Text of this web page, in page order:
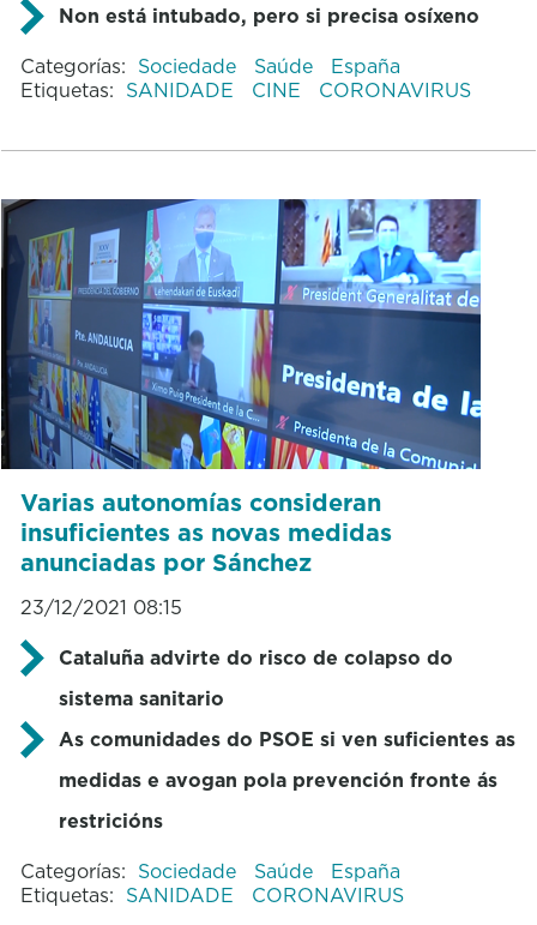
Non está intubado, pero si precisa osíxeno
Categorías: Sociedade Saúde
España
Etiquetas: SANIDADE CINE CORONAVIRUS
Varias autonomías consideran
insuficientes as novas medidas
anunciadas por Sánchez
23/12/2021 08:15
Cataluña advirte do risco de colapso do
sistema sanitario
As comunidades do PSOE si ven suficientes as
medidas e avogan pola prevención fronte ás
restricións
Categorías: Sociedade Saúde
España
Etiquetas: SANIDADE CORONAVIRUS